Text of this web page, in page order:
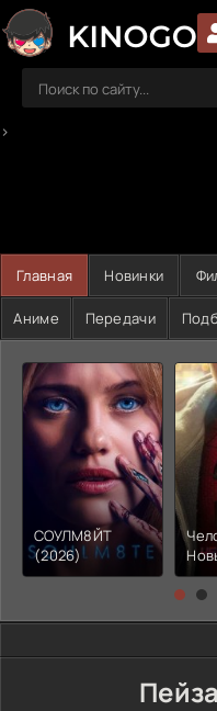
>
Главная Новинки
Аниме Передачи
СОУЛМ8ЙТ
(2026)